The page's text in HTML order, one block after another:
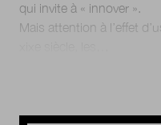
qui invite à « innover ».
Mais attention à l’effet